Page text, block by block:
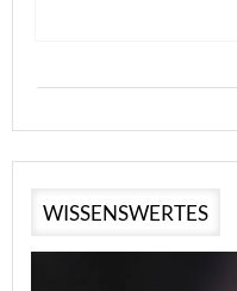
WISSENSWERTES